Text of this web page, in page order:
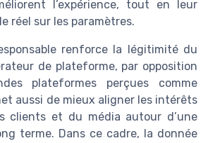
l’expérience, tout en leur
réel sur les paramètres.
renforce la légitimité du
de plateforme, par opposition
plateformes perçues comme
aussi de mieux aligner les intérêts
clients et du média autour d’une
terme. Dans ce cadre, la donnée